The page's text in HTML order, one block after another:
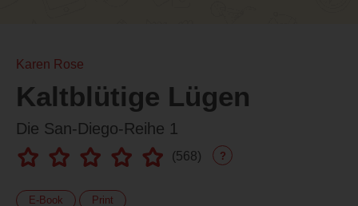
Karen Rose
Kaltblütige Lügen
Die San-Diego-Reihe 1
(568) ?
E-Book Print